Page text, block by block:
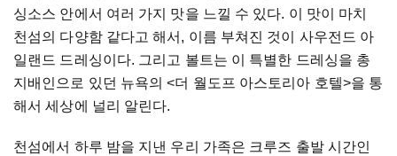
싱소스 안에서 여러 가지 맛을 느낄 수 있다. 이 맛이 마치
천섬의 다양함 같다고 해서 , 이름 부쳐진 것이 사우전드 아
일랜드 드레싱이다. 그리고 볼트는 이 특별한 드레싱을 총
지배인으로 있던 뉴욕의<더 월도프 아스토리아 호텔>을 통
해서 세상에 널리 알린다.
천섬에서 하루 밤을 지낸 우리 가족은 크루즈 출발 시간인